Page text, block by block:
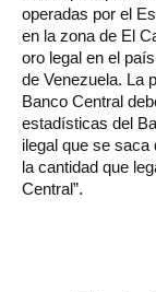
operadas por el
en la zona de El
oro legal en el
de Venezuela. La
Banco Central
estadísticas del
ilegal que se saca
la cantidad que
Central”.